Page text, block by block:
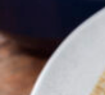
NEW OPEN
SERIES